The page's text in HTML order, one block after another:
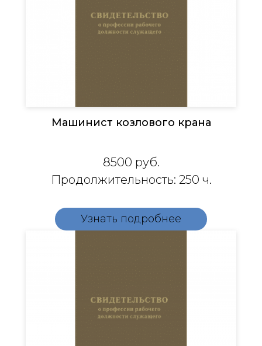
Машинист козлового крана
8500 руб.
Продолжительность: 250 ч.
Узнать подробнее